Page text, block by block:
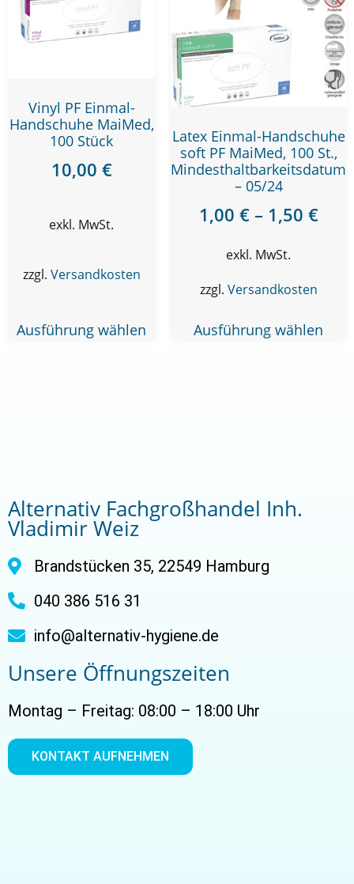
Vinyl PF Einmal-
Handschuhe MaiMed,
100 Stück
10,00 €
exkl. MwSt.
zzgl. Versandkosten
Ausführung wählen
Latex Einmal-Handschuhe
soft PF MaiMed, 100 St.,
Mindesthaltbarkeitsdatum
– 05/24
1,00 €– 1,50 €
exkl. MwSt.
zzgl. Versandkosten
Ausführung wählen
Alternativ Fachgroßhandel Inh.
Vladimir Weiz
Brandstücken 35, 22549 Hamburg
040 386 516 31
info@alternativ-hygiene.de
Unsere Öffnungszeiten
Montag – Freitag: 08:00 – 18:00 Uhr
KONTAKT AUFNEHMEN